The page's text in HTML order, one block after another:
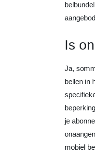
Is
Ja,
bellen in
je
mobiel